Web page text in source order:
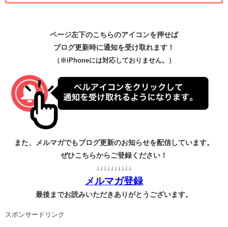
ページ左下のこちらのアイコンを押せば
ブログ更新時に通知を受け取れます！
（※iPhoneには対応しておりません。）
また、メルマガでもブログ更新のお知らせを配信しています。
ぜひこちらからご登録ください！
↓↓↓↓↓↓↓↓↓↓
メルマガ登録
最後までお読みいただきありがとうございます。
スポンサードリンク